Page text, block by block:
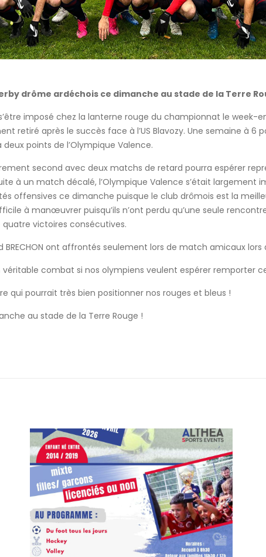
drôme ardéchois ce dimanche au stade de la Terre
imposé chez la lanterne rouge du championnat le
retiré après le succès face à l’US Blavozy. Une semaine à
points de l’Olympique Valence.
second avec deux matchs de retard pourra espérer
à un match décalé, l’Olympique Valence s’était largement
offensives ce dimanche puisque le club drômois est la
à manœuvrer puisqu’ils n’ont perdu qu’une seule
victoires consécutives.
BRECHON ont affrontés seulement lors de match amicaux lors
combat si nos olympiens veulent espérer remporter
qui pourrait très bien positionner nos rouges et bleus !
au stade de la Terre Rouge !